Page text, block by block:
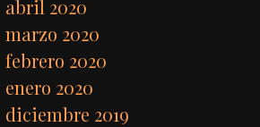
abril 2020
marzo 2020
febrero 2020
enero 2020
diciembre 2019